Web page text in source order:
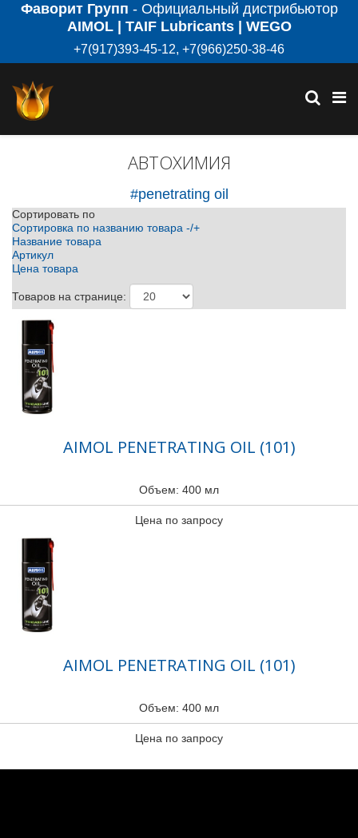
Фаворит Групп - Официальный дистрибьютор
AIMOL | TAIF Lubricants | WEGO
+7(917)393-45-12, +7(966)250-38-46
АВТОХИМИЯ
#penetrating oil
Сортировать по
Сортировка по названию товара -/+
Название товара
Артикул
Цена товара
Товаров на странице:
AIMOL PENETRATING OIL (101)
Объем: 400 мл
Цена по запросу
AIMOL PENETRATING OIL (101)
Объем: 400 мл
Цена по запросу